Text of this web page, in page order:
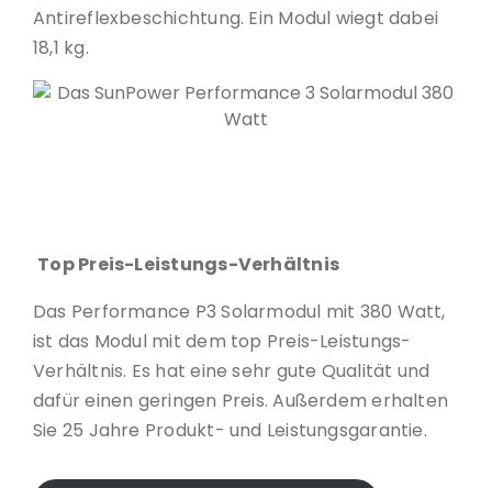
Antireflexbeschichtung. Ein Modul wiegt dabei
18,1 kg.
Top Preis-Leistungs-Verhältnis
Das Performance P3 Solarmodul mit 380 Watt,
ist das Modul mit dem top Preis-Leistungs-
Verhältnis. Es hat eine sehr gute Qualität und
dafür einen geringen Preis. Außerdem erhalten
Sie 25 Jahre Produkt- und Leistungsgarantie.